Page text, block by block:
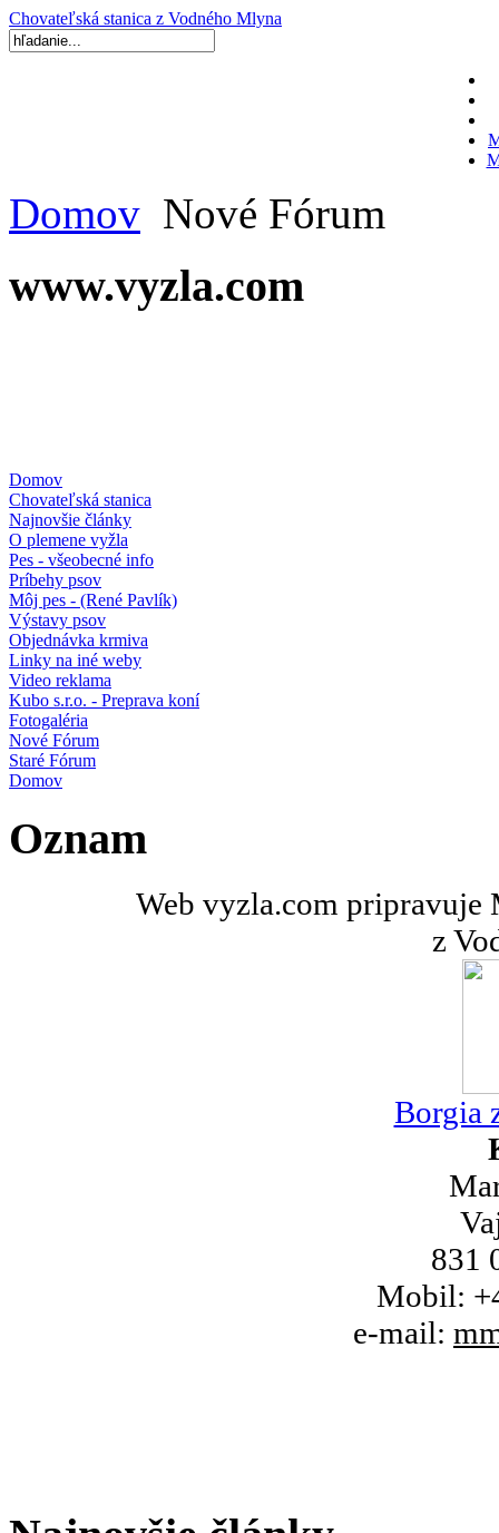
Chovateľská stanica z Vodného Mlyna
Domov Nové Fórum
www.vyzla.com
Domov
Chovateľská stanica
Najnovšie články
O plemene vyžla
Pes - všeobecné info
Príbehy psov
Môj pes - (René Pavlík)
Výstavy psov
Objednávka krmiva
Linky na iné weby
Video reklama
Kubo s.r.o. - Preprava koní
Fotogaléria
Nové Fórum
Staré Fórum
Domov
Oznam
Web vyzla.com pripravuje
z
Borgia
831
Mobil:
e-mail: